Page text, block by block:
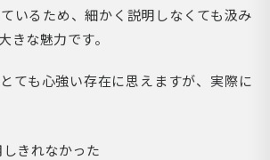
いるため、細かく説明しなくても汲み
きな魅力です。
ても心強い存在に思えますが、実際に
きれなかった